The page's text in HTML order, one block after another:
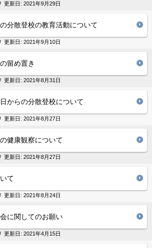
/ 更新日: 2021年9月29日
分散登校の教育活動について
/ 更新日: 2021年9月10日
留め置き
/ 更新日: 2021年8月31日
日からの分散登校について
/ 更新日: 2021年8月27日
健康観察について
/ 更新日: 2021年8月27日
て
/ 更新日: 2021年8月24日
に関してのお願い
/ 更新日: 2021年4月15日